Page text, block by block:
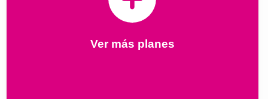
Ver más planes